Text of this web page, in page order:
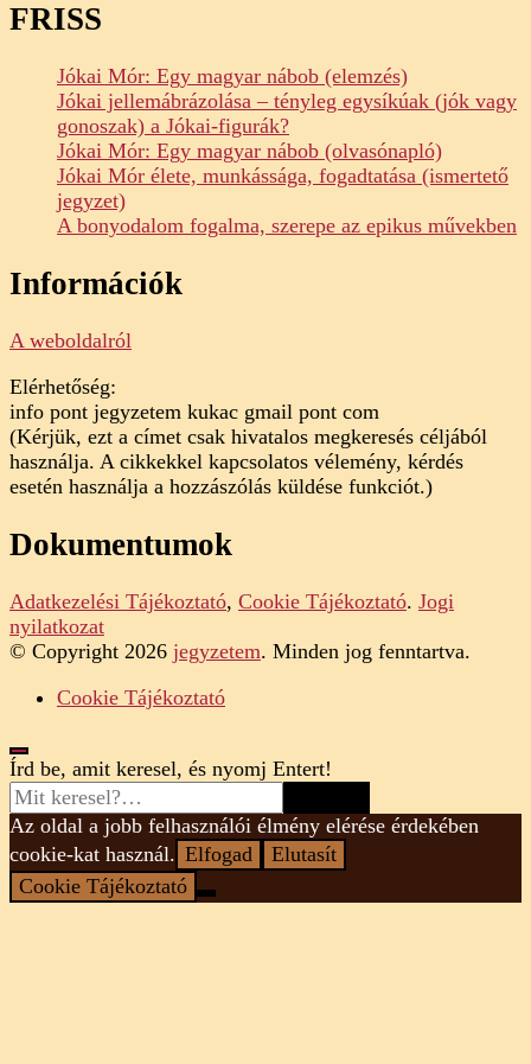
FRISS
Jókai Mór: Egy magyar nábob (elemzés)
Jókai jellemábrázolása – tényleg egysíkúak (jók vagy
gonoszak) a Jókai-figurák?
Jókai Mór: Egy magyar nábob (olvasónapló)
Jókai Mór élete, munkássága, fogadtatása (ismertető
jegyzet)
A bonyodalom fogalma, szerepe az epikus művekben
Információk
A weboldalról
Elérhetőség:
info pont jegyzetem kukac gmail pont com
(Kérjük, ezt a címet csak hivatalos megkeresés céljából
használja. A cikkekkel kapcsolatos vélemény, kérdés
esetén használja a hozzászólás küldése funkciót.)
Dokumentumok
Adatkezelési Tájékoztató, Cookie Tájékoztató. Jogi
nyilatkozat
© Copyright 2026 jegyzetem. Minden jog fenntartva.
Cookie Tájékoztató
Looking
for
Something?
Írd be, amit keresel, és nyomj Entert!
Az oldal a jobb felhasználói élmény elérése érdekében
cookie-kat használ. Elfogad
Elutasít
Cookie Tájékoztató